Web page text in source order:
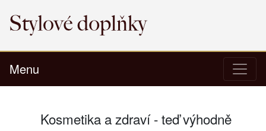
Menu
Kosmetika a zdraví - teď výhodně